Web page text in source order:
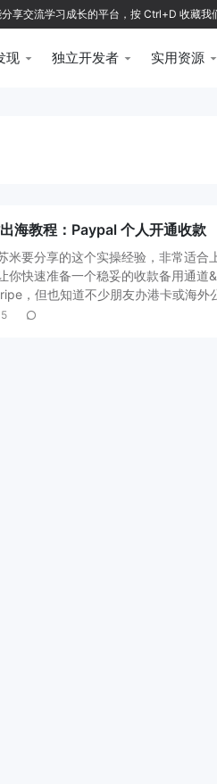
享交流学习成长的平台，按 Ctrl+D 收藏我
现 独立开发者 实用资源
海教程：Paypal 个人开通收款
米要分享的这个实操经验，非常适
你快速准备一个稳妥的收款备用通
，但也知道不少朋友办港卡或海外